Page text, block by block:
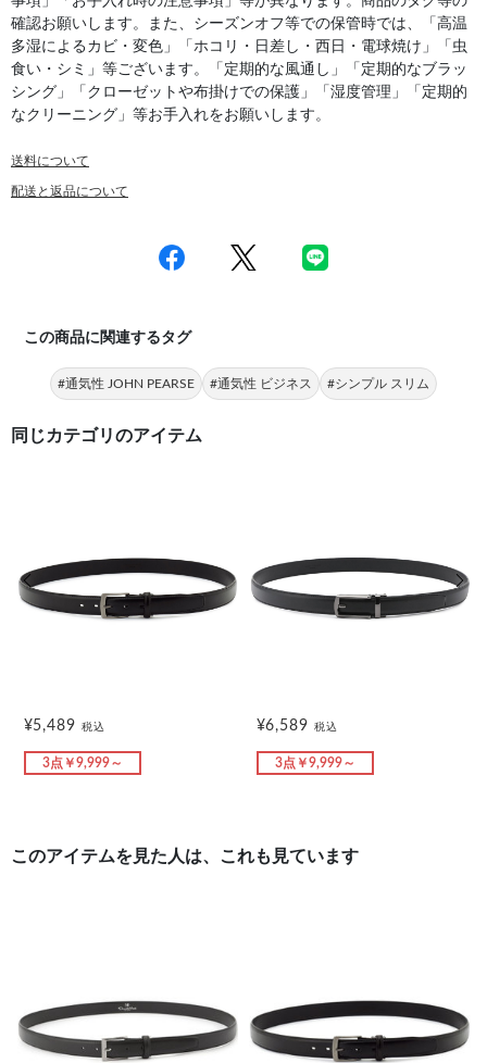
確認お願いします。また、シーズンオフ等での保管時では、「高温
多湿によるカビ・変色」「ホコリ・日差し・西日・電球焼け」「虫
食い・シミ」等ございます。「定期的な風通し」「定期的なブラッ
シング」「クローゼットや布掛けでの保護」「湿度管理」「定期的
なクリーニング」等お手入れをお願いします。
送料について
配送と返品について
この商品に関連するタグ
#通気性 JOHN PEARSE #通気性 ビジネス #シンプル スリム
同じカテゴリのアイテム
¥5,489税込
3点￥9,999～
¥6,589税込
3点￥9,999～
前の画像 次の
このアイテムを見た人は、これも見ています